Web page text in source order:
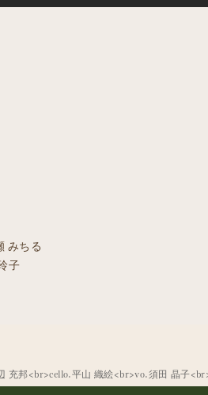
みちる
子
充邦<br>cello.平山 織絵<br>vo.須田 晶子